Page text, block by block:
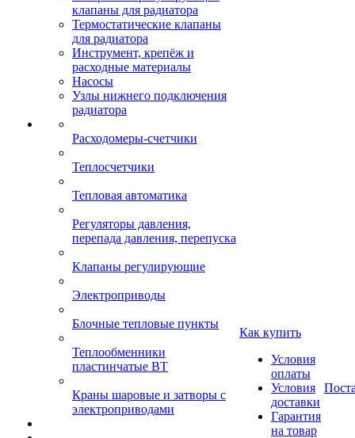
клапаны для радиатора
Термостатические клапаны
для радиатора
Инструмент, крепёж и
расходные материалы
Насосы
Узлы нижнего подключения
радиатора
Расходомеры-счетчики
Теплосчетчики
Тепловая автоматика
Регуляторы давления,
перепада давления, перепуска
Клапаны регулирующие
Электроприводы
Блочные тепловые пункты
Теплообменники
пластинчатые ВТ
Краны шаровые и затворы с
электроприводами
Как купить
Условия
оплаты
Условия
доставки
Гарантия
на товар